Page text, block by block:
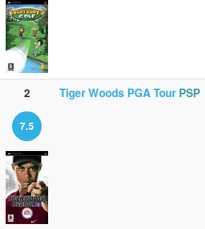
2 Tiger Woods PGA Tour PSP
7.5